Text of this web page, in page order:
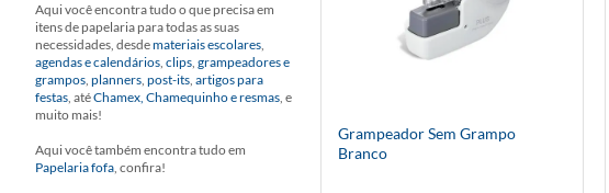
Aqui você encontra tudo o que precisa em
itens de papelaria para todas as suas
necessidades, desdemateriais escolares,
agendas e calendários, clips, grampeadores e
grampos, planners, post-its, artigos para
festas, atéChamex, Chamequinho e resmas, e
muito mais!
Aqui você também encontra tudo em
Papelaria fofa, confira!
Grampeador Sem Grampo
Branco